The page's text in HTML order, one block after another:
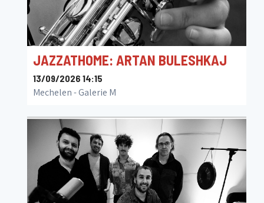
JAZZATHOME: ARTAN BULESHKAJ
13/09/2026 14:15
Mechelen - Galerie M